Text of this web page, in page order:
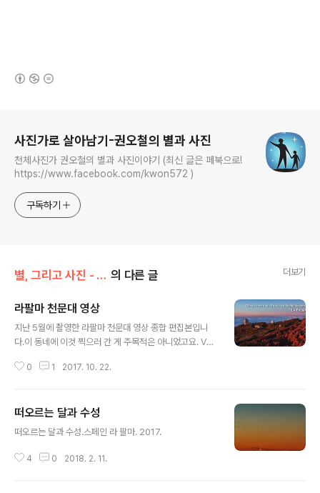
사진가로 살아남기-권오철의 별과 사진
천체사진가 권오철의 별과 사진이야기 (최신 글은 페북으로!
https://www.facebook.com/kwon572 )
구독하기
별, 그리고 사진 - 국외/라팔마 - 카나리아제도 의 다른 글 더보기
라팔마 천문대 영상
지난 5월에 촬영한 라팔마 천문대 영상 종합 편집본입니
다.이 동네에 이것 찍으러 간 게 주목적은 아니었고요. VR
작업이 보긴 좋은데 팔려야 찍지... ㅠㅠ.자기 하고 싶은 일
0 1 2017. 10. 22.
떠오르는 달과 수성
떠오르는 달과 수성.스페인 라 팔마. 2017.
4 0 2018. 2. 11.